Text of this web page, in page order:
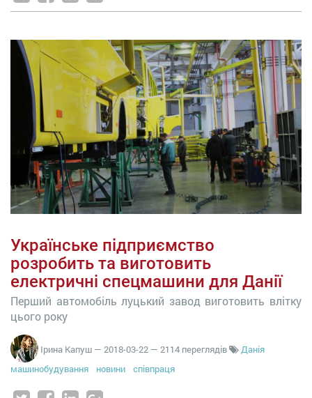
Українське підприємство
розробить та виготовить
електричні спецмашини для Данії
Перший автомобіль луцький завод виготовить влітку
цього року
Ірина Капуш — 2018-03-22 — 2114 переглядів
Данія
машинобудування
новини співпраця